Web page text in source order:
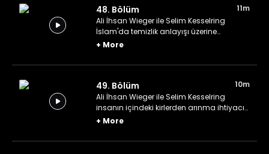
48. Bölüm
11m
Ali İhsan Wieger ile Selim Kesselring
İslam'da temizlik anlayışı üzerine
konuşuyor.
+ More
49. Bölüm
10m
Ali İhsan Wieger ile Selim Kesselring
insanın içindeki kirlerden arınma ihtiyacı
üzerine konuşuyor.
+ More